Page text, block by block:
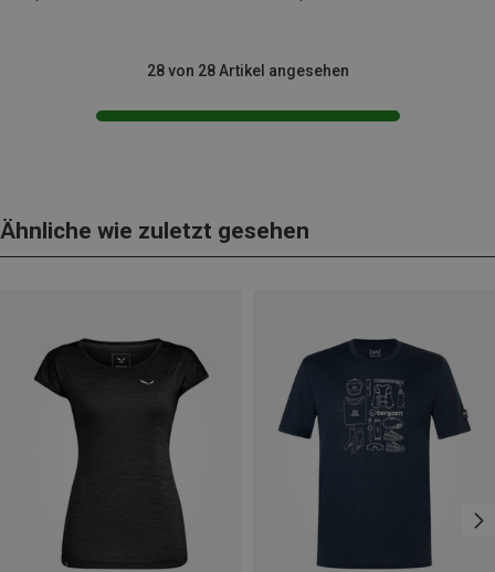
28 von 28 Artikel angesehen
Ähnliche wie zuletzt gesehen